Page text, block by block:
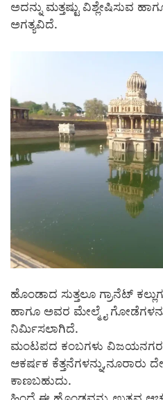
ಅದನ್ನು ಮತ್ತಷ್ಟು ವಿಶ್ಲೇಷಿಸುವ
ಅಗತ್ಯವಿದೆ.
ಹೊಂಡಾದ ಸುತ್ತಲೂ ಗ್ರಾನೆಟ್
ಹಾಗೂ ಅವರ ಮೇಲ್ಮೈ
ನಿರ್ಮಿಸಲಾಗಿದೆ.
ಮಂಟಪದ ಕಂಬಗಳು ವಿಜಯನಗರ
ಆಕರ್ಷಕ ಕೆತ್ತನೆಗಳನ್ನು,ನೂರಾರು
ಕಾಣಬಹುದು.